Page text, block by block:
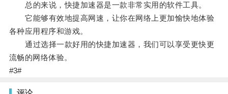
总的来说，快捷加速器是一款非常实用的软件工具。
它能够有效地提高网速，让你在网络上更加愉快地体验
各种应用程序和游戏。
通过选择一款好用的快捷加速器，我们可以享受更快更
流畅的网络体验。
#3#